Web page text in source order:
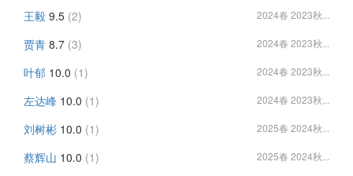
王毅 9.5 (2) 2024春 2023秋...
贾青 8.7 (3) 2024春 2023秋...
叶郁 10.0 (1) 2024春 2023秋...
左达峰 10.0 (1) 2024春 2023秋...
刘树彬 10.0 (1) 2025春 2024秋...
蔡辉山 10.0 (1) 2025春 2024秋...